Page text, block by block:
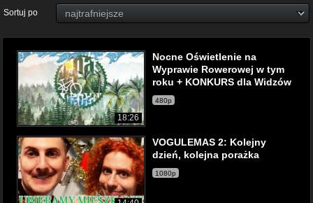
Sortuj po
18:26
Nocne Oświetlenie na
Wyprawie Rowerowej w tym
roku + KONKURS dla Widzów
480p
VOGULEMAS 2: Kolejny
dzień, kolejna porażka
1080p